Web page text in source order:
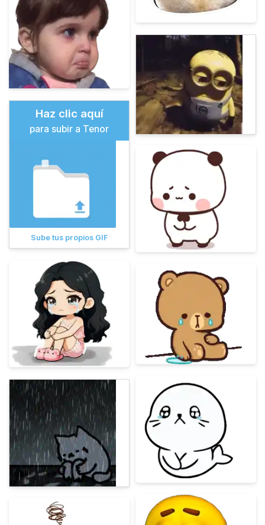
Haz clic aquí
para subir a Tenor
Sube tus propios GIF